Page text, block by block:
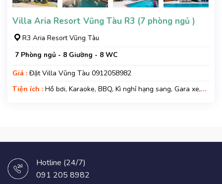
Villa Aria Resort Vũng Tàu R3 (7 phòng ngủ )
R3 Aria Resort Vũng Tàu
7 Phòng ngủ - 8 Giường - 8 WC
Giá : Đặt Villa Vũng Tàu 0912058982
Tiện ích : Hồ bơi, Karaoke, BBQ, Kì nghỉ hạng sang, Gara xe,
Hotline (24/7)
091 205 8982